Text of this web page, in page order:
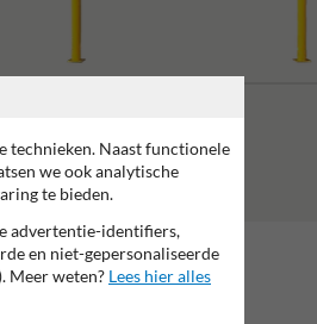
Beschermbeugels
technieken. Naast functionele
we ook analytische
te bieden.
advertentie-identifiers,
en niet-gepersonaliseerde
Meer weten? Lees hier alles